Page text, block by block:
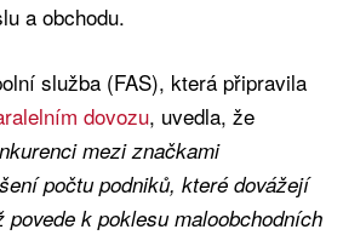
a obchodu.
služba (FAS), která připravila
dovozu, uvedla, že
mezi značkami
počtu podniků, které dovážejí
k poklesu maloobchodních